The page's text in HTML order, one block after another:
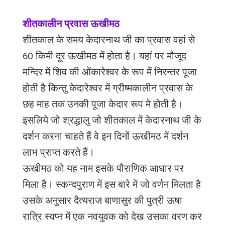
शीतकालीन प्रवास ऊखीमठ
शीतकाल के समय केदारनाथ जी का प्रवास वहां से
60किमी दूर ऊखीमठ में होता है। यहां पर मौजूद
मन्दिर में शिव की ओंकारेश्वर के रूप में निरन्तर पूजा
होती है किन्तु केदारेश्वर में ग्रीष्मकालीन प्रवास के
छह माह तक उनकी पूजा केदार रूप मे होती है।
इसलिये जो श्रद्धालु जो शीतकाल में केदारनाथ जी के
दर्शन करना चाहते हैं वे इन दिनों ऊखीमठ में दर्शन
लाभ प्राप्त करते हैं।
ऊखीमठ को यह नाम इसके पौराणिक आधार पर
मिला है। स्कन्दपुराण में इस बारे में जो वर्णन मिलता है
उसके अनुसार दैत्यराज बाणासुर की पुत्री ऊषा
रात्रि स्वप्न में एक नवयुवक को देख उसका वरण कर